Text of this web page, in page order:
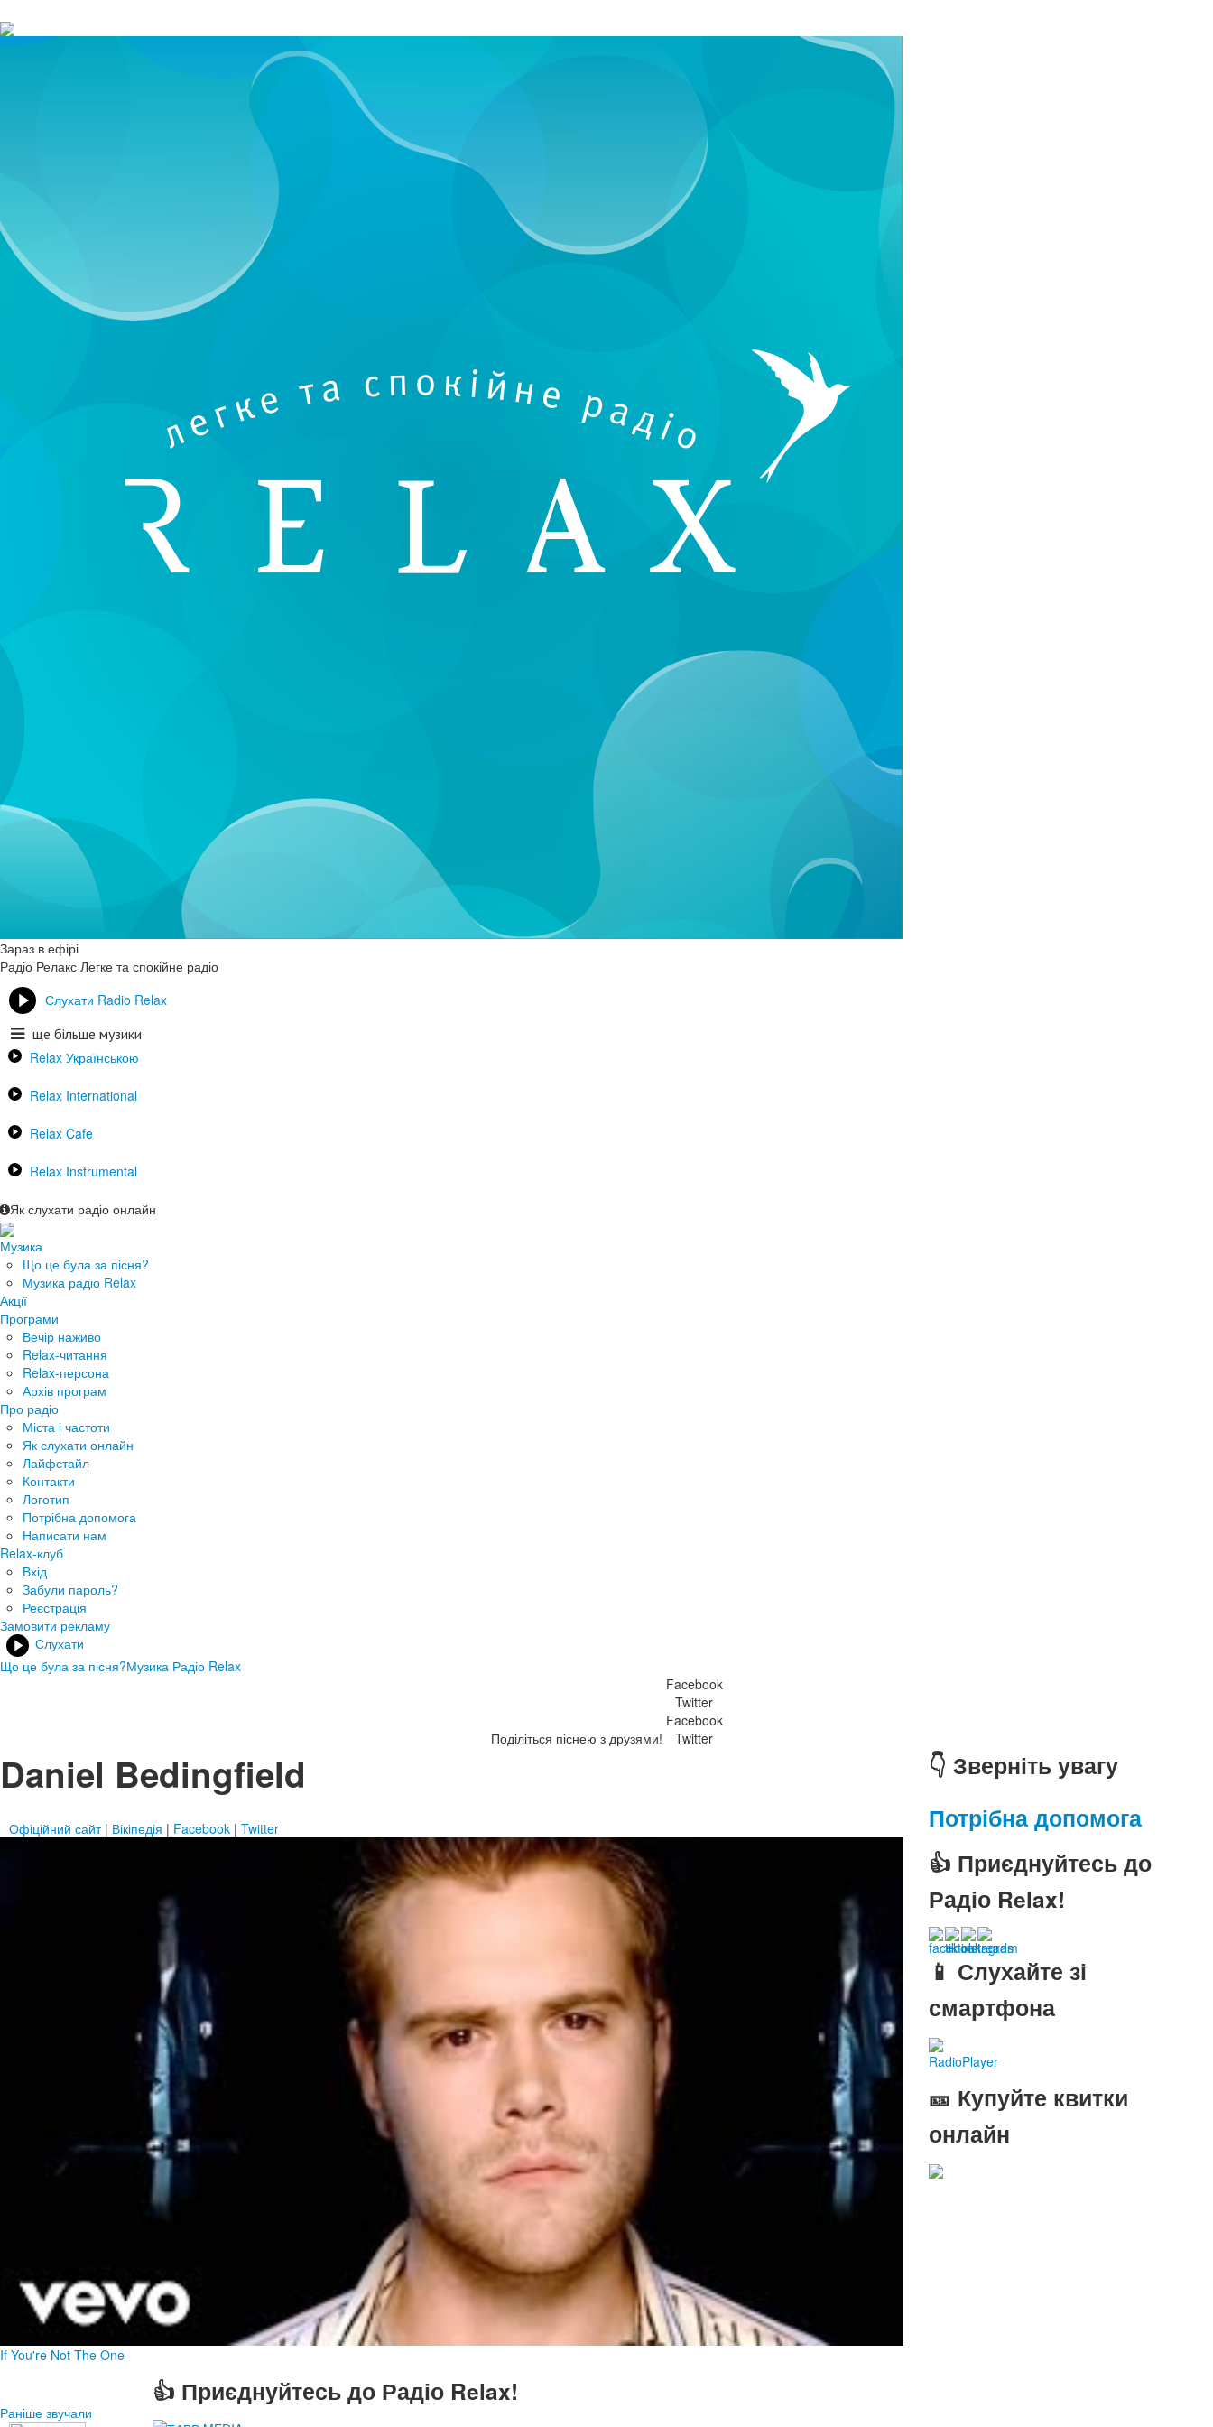
Зараз в ефірі
Радіо Релакс Легке та спокійне радіо
Раніше звучали
Слухати Radio Relax
ще більше музики
Relax Українською
Relax International
Relax Cafe
Relax Instrumental
Як слухати радіо онлайн
Музика
Що це була за пісня?
Музика радіо Relax
Акції
Програми
Вечір наживо
Relax-читання
Relax-персона
Архів програм
Про радіо
Міста і частоти
Як слухати онлайн
Лайфстайл
Контакти
Логотип
Потрібна допомога
Написати нам
Relax-клуб
Вхід
Забули пароль?
Реєстрація
Замовити рекламу
Слухати
Що це була за пісня?Музика Радіо Relax
Поділіться піснею з друзями!
Facebook
Twitter
Facebook
Twitter
Daniel Bedingfield
Офіційний сайт| Вікіпедія | Facebook | Twitter
If You're Not The One
👇 Зверніть увагу
Потрібна допомога
👍 Приєднуйтесь до
Радіо Relax!
📱 Слухайте зі
смартфона
RadioPlayer
🎫 Купуйте квитки
онлайн
👍 Приєднуйтесь до Радіо Relax!